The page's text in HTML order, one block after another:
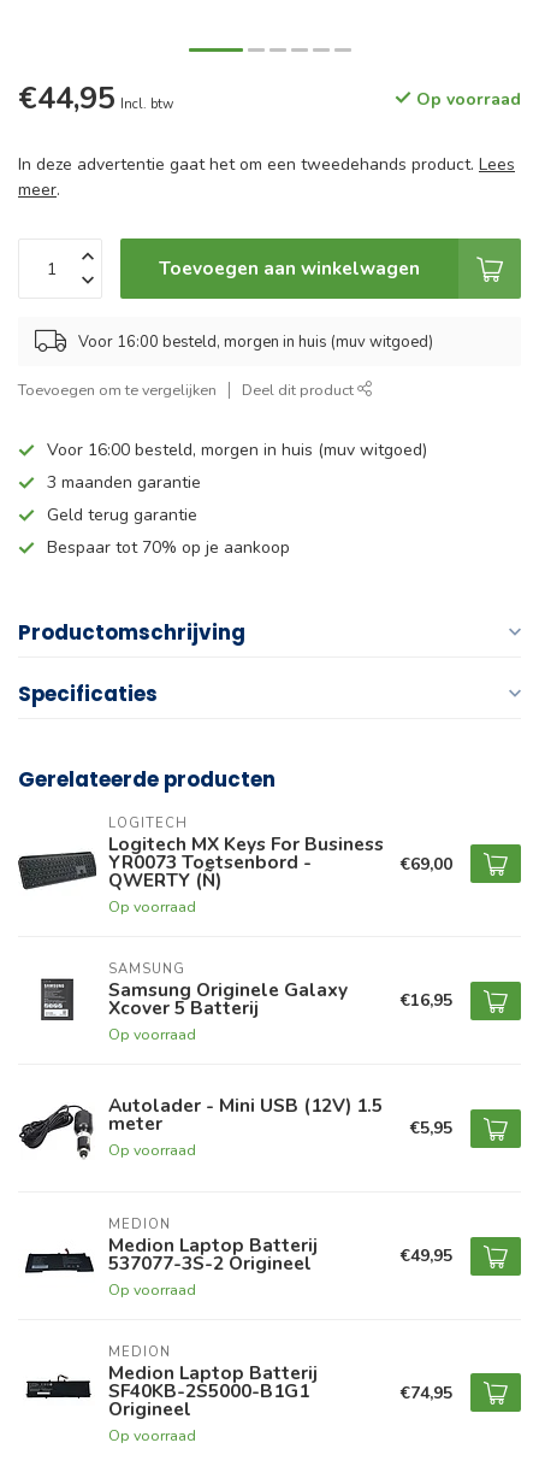
€44,95 Incl. btw Op voorraad
In deze advertentie gaat het om een tweedehands product. Lees
meer.
Toevoegen aan winkelwagen
Voor 16:00 besteld, morgen in huis (muv witgoed)
Toevoegen om te vergelijken Deel dit product
Voor 16:00 besteld, morgen in huis (muv witgoed)
3 maanden garantie
Geld terug garantie
Bespaar tot 70% op je aankoop
Productomschrijving
Specificaties
Gerelateerde producten
LOGITECH
Logitech MX Keys For Business
YR0073 Toetsenbord -
QWERTY (Ñ)
Op voorraad
€69,00
SAMSUNG
Samsung Originele Galaxy
Xcover 5 Batterij
Op voorraad
€16,95
Autolader - Mini USB (12V) 1.5
meter
Op voorraad
€5,95
MEDION
Medion Laptop Batterij
537077-3S-2 Origineel
Op voorraad
€49,95
MEDION
Medion Laptop Batterij
SF40KB-2S5000-B1G1
Origineel
Op voorraad
€74,95